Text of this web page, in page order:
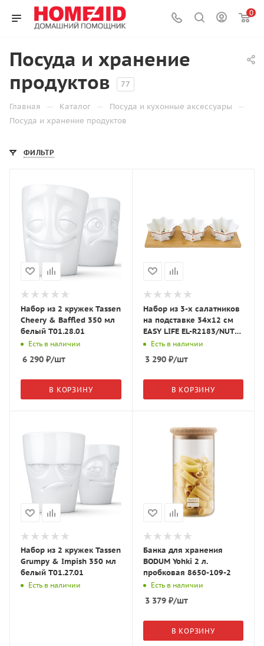
0
Посуда и хранение
продуктов
77
Главная — Каталог — Посуда и кухонные аксессуары —
Посуда и хранение продуктов
ФИЛЬТР
Набор из 2 кружек Tassen
Cheery & Baffled 350 мл
белый T01.28.01
Есть в наличии
6 290 ₽/шт
В КОРЗИНУ
Набор из 3-х салатников
на подставке 34х12 см
EASY LIFE EL-R2183/NUTC
фарфор P "Щелкунчик"
Есть в наличии
3 290₽/шт
В КОРЗИНУ
Набор из 2 кружек Tassen
Grumpy & Impish 350 мл
белый T01.27.01
Есть в наличии
Банка для хранения
BODUM Yohki 2 л.
пробковая 8650-109-2
Есть в наличии
3 379₽/шт
В КОРЗИНУ